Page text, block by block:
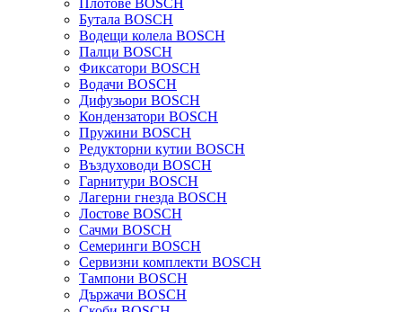
Плотове BOSCH
Бутала BOSCH
Водещи колела BOSCH
Палци BOSCH
Фиксатори BOSCH
Водачи BOSCH
Дифузьори BOSCH
Кондензатори BOSCH
Пружини BOSCH
Редукторни кутии BOSCH
Въздуховоди BOSCH
Гарнитури BOSCH
Лагерни гнезда BOSCH
Лостове BOSCH
Сачми BOSCH
Семеринги BOSCH
Сервизни комплекти BOSCH
Тампони BOSCH
Държачи BOSCH